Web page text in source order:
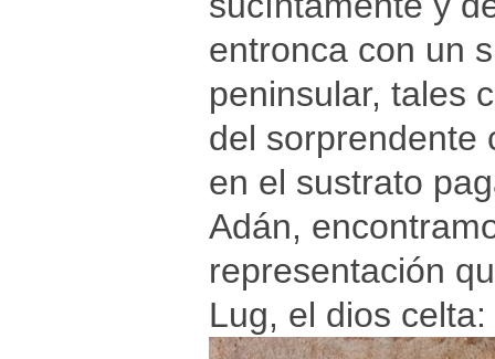
entronca con un
peninsular, tales
del sorprendente
en el sustrato
Adán,
representación
Lug, el dios celta: